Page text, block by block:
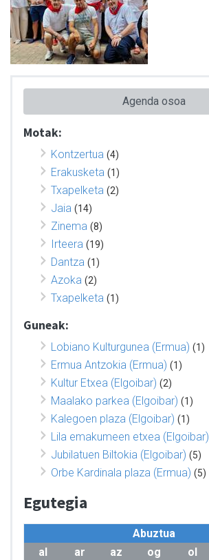
Agenda osoa
Motak:
Kontzertua (4)
Erakusketa (1)
Txapelketa (2)
Jaia (14)
Zinema (8)
Irteera (19)
Dantza (1)
Azoka (2)
Txapelketa (1)
Guneak:
Lobiano Kulturgunea (Ermua) (1)
Ermua Antzokia (Ermua) (1)
Kultur Etxea (Elgoibar) (2)
Maalako parkea (Elgoibar) (1)
Kalegoen plaza (Elgoibar) (1)
Lila emakumeen etxea (Elgoibar)
Jubilatuen Biltokia (Elgoibar) (5)
Orbe Kardinala plaza (Ermua) (5)
Egutegia
Abuztua
al
ar az og ol